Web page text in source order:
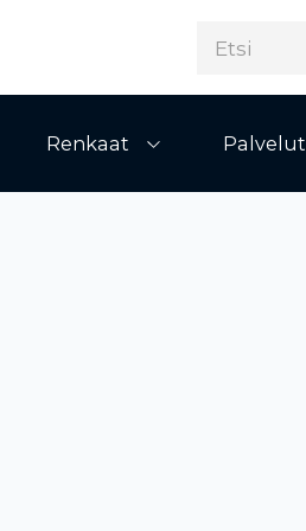
Renkaat
Avaa alivalikko
Palvelut